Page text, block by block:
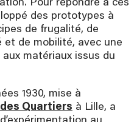
Pour répondre à ces
des prototypes à
de frugalité, de
de mobilité, avec une
matériaux issus du
1930, mise à
Quartiers à Lille, a